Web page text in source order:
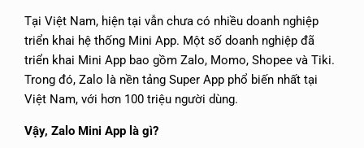
Tại Việt Nam, hiện tại vẫn chưa có nhiều doanh nghiệp
triển khai hệ thống Mini App. Một số doanh nghiệp đã
triển khai Mini App bao gồm Zalo, Momo, Shopee và Tiki.
Trong đó, Zalo là nền tảng Super App phổ biến nhất tại
Việt Nam, với hơn 100 triệu người dùng.
Vậy, Zalo Mini App là gì?